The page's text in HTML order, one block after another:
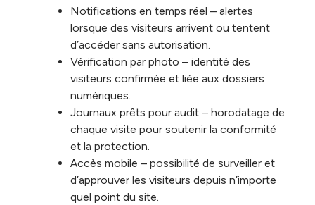
Notifications en temps réel – alertes
lorsque des visiteurs arrivent ou tentent
d’accéder sans autorisation.
Vérification par photo – identité des
visiteurs confirmée et liée aux dossiers
numériques.
Journaux prêts pour audit – horodatage de
chaque visite pour soutenir la conformité
et la protection.
Accès mobile – possibilité de surveiller et
d’approuver les visiteurs depuis n’importe
quel point du site.